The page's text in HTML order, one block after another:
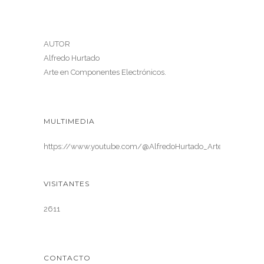
AUTOR
Alfredo Hurtado
Arte en Componentes Electrónicos.
MULTIMEDIA
https://www.youtube.com/@AlfredoHurtado_ArteElectronica
VISITANTES
2611
CONTACTO